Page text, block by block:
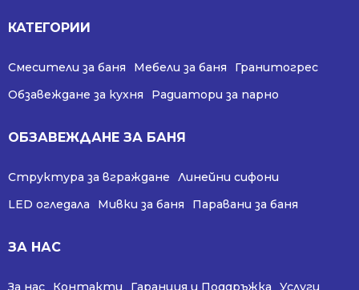
КАТЕГОРИИ
Смесители за баня Мебели за баня
Гранитогрес
Обзавеждане за кухня
Радиатори за парно
ОБЗАВЕЖДАНЕ ЗА БАНЯ
Структура за вграждане
Линейни сифони
LED огледала
Мивки за баня Паравани за баня
ЗА НАС
За нас Контакти Гаранция и Поддръжка
Услуги